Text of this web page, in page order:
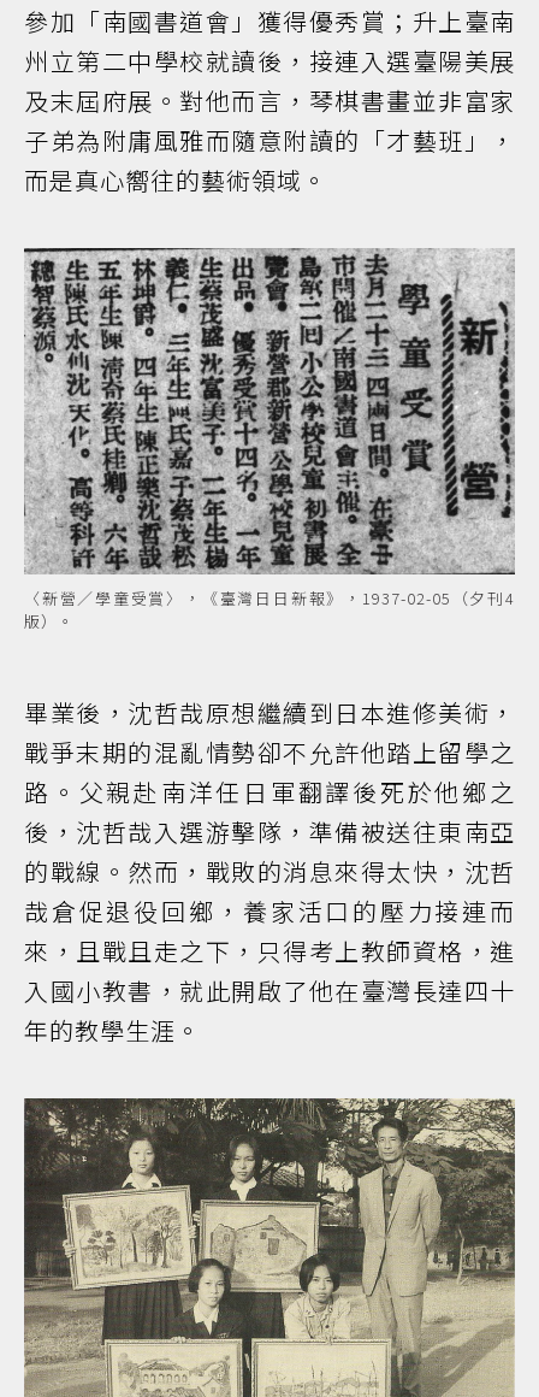
參加「南國書道會」獲得優秀賞；升上臺南
州立第二中學校就讀後，接連入選臺陽美展
及末屆府展。對他而言，琴棋書畫並非富家
子弟為附庸風雅而隨意附讀的「才藝班」，
而是真心嚮往的藝術領域。
〈新營／學童受賞〉，《臺灣日日新報》，1937-02-05（夕刊4
版）。
畢業後，沈哲哉原想繼續到日本進修美術，
戰爭末期的混亂情勢卻不允許他踏上留學之
路。父親赴南洋任日軍翻譯後死於他鄉之
後，沈哲哉入選游擊隊，準備被送往東南亞
的戰線。然而，戰敗的消息來得太快，沈哲
哉倉促退役回鄉，養家活口的壓力接連而
來，且戰且走之下，只得考上教師資格，進
入國小教書，就此開啟了他在臺灣長達四十
年的教學生涯。